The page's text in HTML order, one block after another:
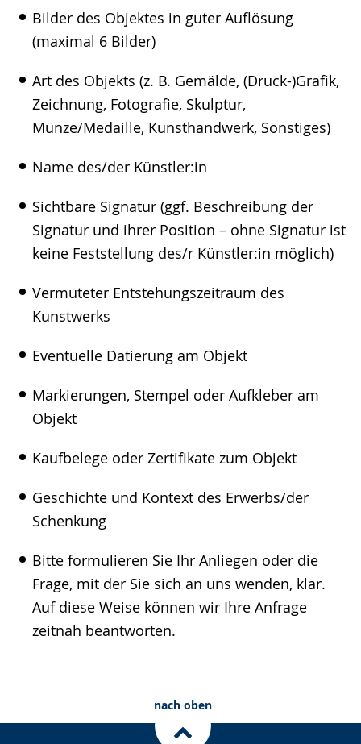
Bilder des Objektes in guter Auflösung
(maximal 6 Bilder)
Art des Objekts (z. B. Gemälde, (Druck-)Grafik,
Zeichnung, Fotografie, Skulptur,
Münze/Medaille, Kunsthandwerk, Sonstiges)
Name des/der Künstler:in
Sichtbare Signatur (ggf. Beschreibung der
Signatur und ihrer Position – ohne Signatur ist
keine Feststellung des/r Künstler:in möglich)
Vermuteter Entstehungszeitraum des
Kunstwerks
Eventuelle Datierung am Objekt
Markierungen, Stempel oder Aufkleber am
Objekt
Kaufbelege oder Zertifikate zum Objekt
Geschichte und Kontext des Erwerbs/der
Schenkung
Bitte formulieren Sie Ihr Anliegen oder die
Frage, mit der Sie sich an uns wenden, klar.
Auf diese Weise können wir Ihre Anfrage
zeitnah beantworten.
nach oben